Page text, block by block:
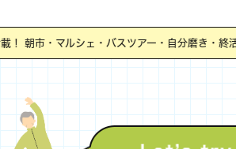
マルシェ・バスツアー・自分磨き・終活講